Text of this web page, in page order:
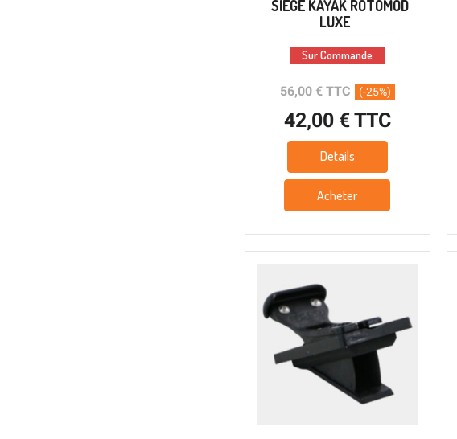
SIEGE KAYAK ROTOMOD
LUXE
Sur Commande
56,00 € TTC (-25%)
42,00 € TTC
Details
Acheter